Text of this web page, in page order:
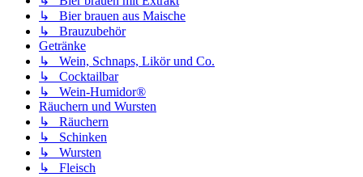
↳ Bier brauen aus Maische
↳ Brauzubehör
Getränke
↳ Wein, Schnaps, Likör und Co.
↳ Cocktailbar
↳ Wein-Humidor®
Räuchern und Wursten
↳ Räuchern
↳ Schinken
↳ Wursten
↳ Fleisch